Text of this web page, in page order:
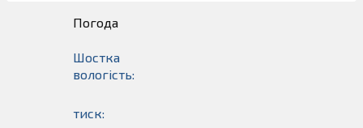
Погода
Шостка
вологість:
тиск: